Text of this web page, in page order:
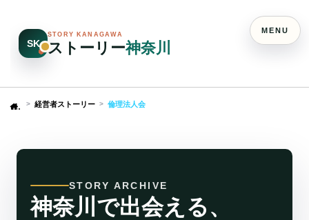
SK
STORY KANAGAWA
ストーリー神奈川
Home 経営者ストーリー 倫理法人会
STORY ARCHIVE
神奈川で出会える、
MENU